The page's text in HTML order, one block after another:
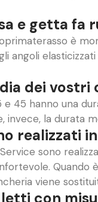
e getta fa
è
angoli
dei vostri
45 hanno una
invece, la durata
realizzati
sono
Quando
viene